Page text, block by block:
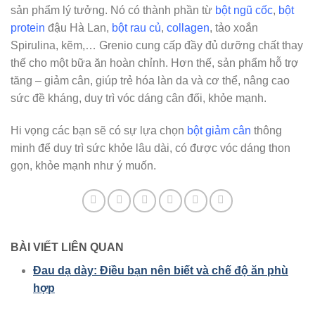
sản phẩm lý tưởng. Nó có thành phần từ bột ngũ cốc, bột
protein đậu Hà Lan, bột rau củ, collagen, tảo xoắn
Spirulina, kẽm,… Grenio cung cấp đầy đủ dưỡng chất thay
thế cho một bữa ăn hoàn chỉnh. Hơn thế, sản phẩm hỗ trợ
tăng – giảm cân, giúp trẻ hóa làn da và cơ thể, nâng cao
sức đề kháng, duy trì vóc dáng cân đối, khỏe mạnh.
Hi vọng các bạn sẽ có sự lựa chọn bột giảm cân thông
minh để duy trì sức khỏe lâu dài, có được vóc dáng thon
gọn, khỏe mạnh như ý muốn.
BÀI VIẾT LIÊN QUAN
Đau dạ dày: Điều bạn nên biết và chế độ ăn phù
hợp